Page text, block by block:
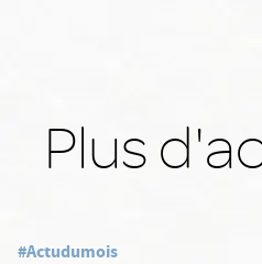
Plus
#Actudumois